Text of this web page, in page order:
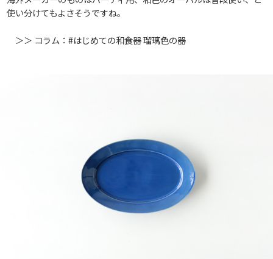
使い分けてもよさそうですね。
＞＞ コラム：#はじめての和食器 瑠璃色の器